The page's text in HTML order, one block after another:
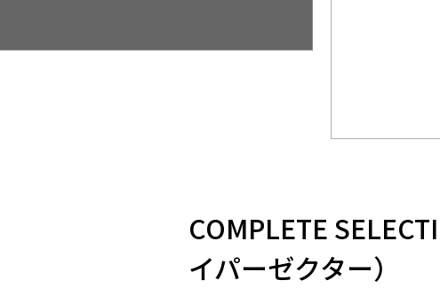
COMPLETE
イパーゼクター）